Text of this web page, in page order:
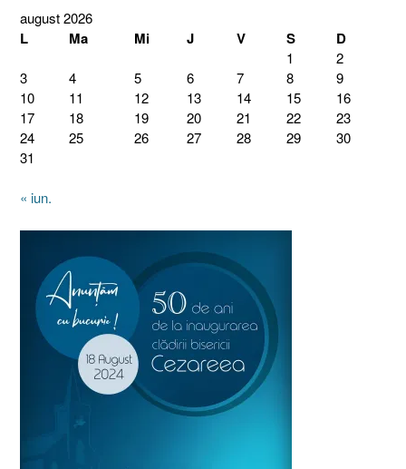
august 2026
L Ma Mi J V S D
1
2
3
4 5 6 7 8
9
10
11 12 13 14 15
16
17
18 19 20 21 22
23
24
25 26 27 28 29
30
31
« iun.